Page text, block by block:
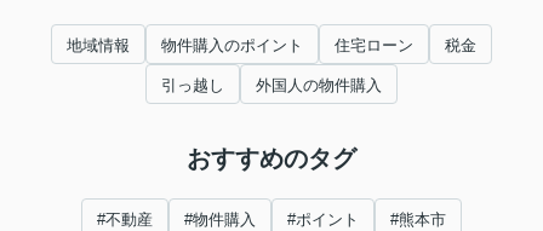
地域情報 物件購入のポイント 住宅ローン 税金
引っ越し 外国人の物件購入
おすすめのタグ
#不動産 #物件購入 #ポイント #熊本市